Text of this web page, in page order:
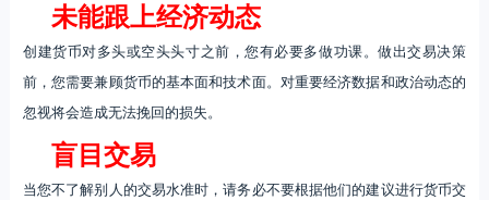
未能跟上经济动态
创建货币对多头或空头头寸之前，您有必要多做功课。做出交易决策
前，您需要兼顾货币的基本面和技术面。对重要经济数据和政治动态的
忽视将会造成无法挽回的损失。
盲目交易
当您不了解别人的交易水准时，请务必不要根据他们的建议进行货币交